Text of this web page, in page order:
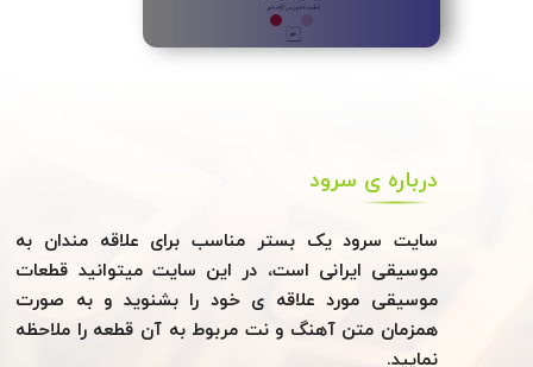
درباره ی سرود
سایت سرود یک بستر مناسب برای علاقه مندان به
موسیقی ایرانی است، در این سایت میتوانید قطعات
موسیقی مورد علاقه ی خود را بشنوید و به صورت
همزمان متن آهنگ و نت مربوط به آن قطعه را ملاحظه
نمایید.